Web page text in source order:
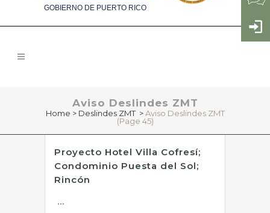
GOBIERNO DE PUERTO RICO
Aviso Deslindes ZMT
Home > Deslindes ZMT >Aviso Deslindes ZMT
(Page 45)
Proyecto Hotel Villa Cofresí;
Condominio Puesta del Sol;
Rincón
...